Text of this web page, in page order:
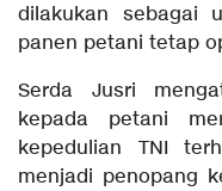
dilakukan sebagai
panen petani tetap
Serda Jusri
kepada petani
kepedulian TNI
menjadi penopang